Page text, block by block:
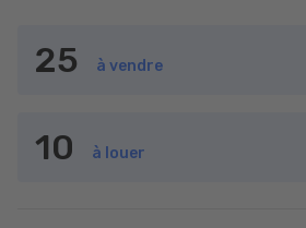
25 à vendre
10 à louer